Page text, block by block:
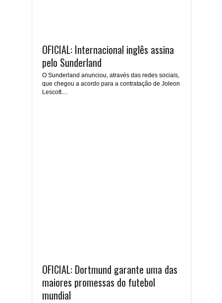
OFICIAL: Internacional inglês assina
pelo Sunderland
O Sunderland anunciou, através das redes sociais,
que chegou a acordo para a contratação de Joleon
Lescott....
OFICIAL: Dortmund garante uma das
maiores promessas do futebol
mundial